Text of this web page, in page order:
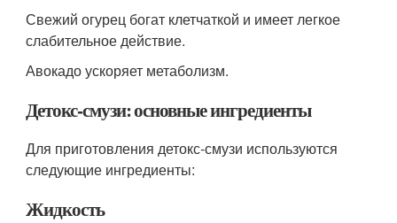
Свежий огурец богат клетчаткой и имеет легкое
слабительное действие.
Авокадо ускоряет метаболизм.
Детокс-смузи: основные ингредиенты
Для приготовления детокс-смузи используются
следующие ингредиенты:
Жидкость